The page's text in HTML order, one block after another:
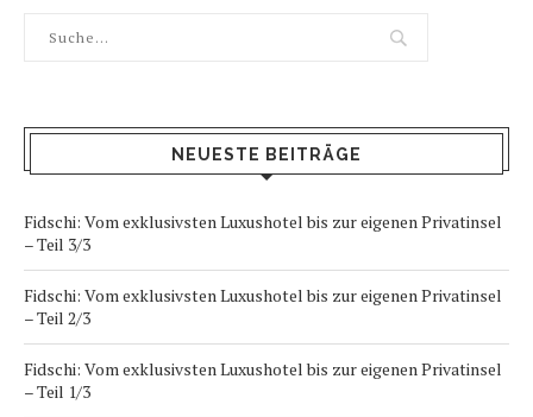
NEUESTE BEITRÄGE
Fidschi: Vom exklusivsten Luxushotel bis zur eigenen Privatinsel
– Teil 3/3
Fidschi: Vom exklusivsten Luxushotel bis zur eigenen Privatinsel
– Teil 2/3
Fidschi: Vom exklusivsten Luxushotel bis zur eigenen Privatinsel
– Teil 1/3